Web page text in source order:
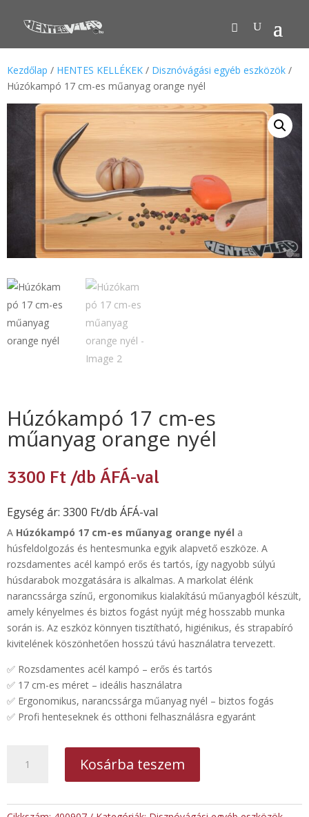
Kezdőlap / HENTES KELLÉKEK / Disznóvágási egyéb eszközök /
Húzókampó 17 cm-es műanyag orange nyél
Húzókampó 17 cm-es
műanyag orange nyél
3300 Ft /db ÁFÁ-val
Egység ár: 3300 Ft/db ÁFÁ-val
A Húzókampó 17 cm-es műanyag orange nyél a
húsfeldolgozás és hentesmunka egyik alapvető eszköze. A
rozsdamentes acél kampó erős és tartós, így nagyobb súlyú
húsdarabok mozgatására is alkalmas. A markolat élénk
narancssárga színű, ergonomikus kialakítású műanyagból készült,
amely kényelmes és biztos fogást nyújt még hosszabb munka
során is. Az eszköz könnyen tisztítható, higiénikus, és strapabíró
kivitelének köszönhetően hosszú távú használatra tervezett.
✅ Rozsdamentes acél kampó – erős és tartós
✅ 17 cm-es méret – ideális használatra
✅ Ergonomikus, narancssárga műanyag nyél – biztos fogás
✅ Profi henteseknek és otthoni felhasználásra egyaránt
Kosárba teszem